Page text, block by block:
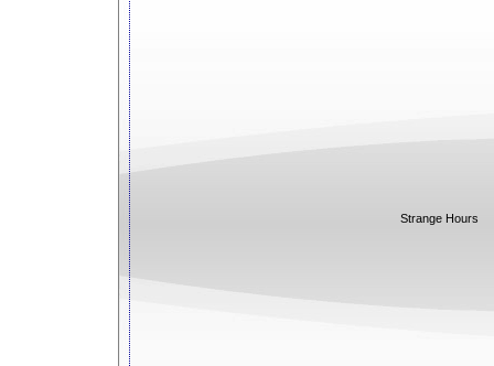
Strange Hours